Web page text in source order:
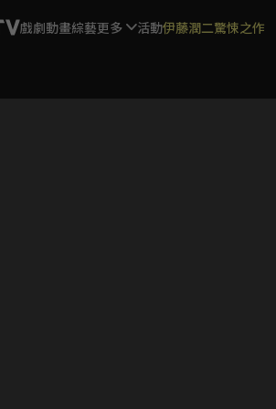
戲劇動畫綜藝更多 活動伊藤潤二驚悚之作